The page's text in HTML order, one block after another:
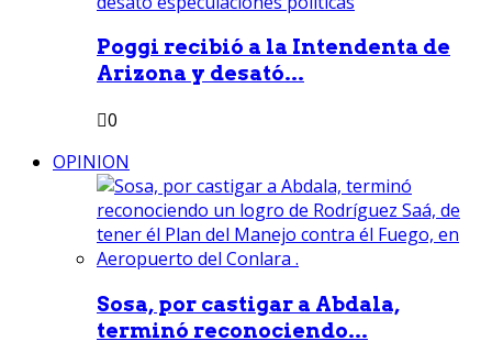
Poggi recibió a la Intendenta de
Arizona y desató...
0
OPINION
Sosa, por castigar a Abdala,
terminó reconociendo...